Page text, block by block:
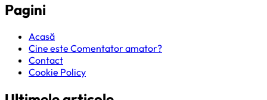
Pagini
Acasă
Cine este Comentator amator?
Contact
Cookie Policy